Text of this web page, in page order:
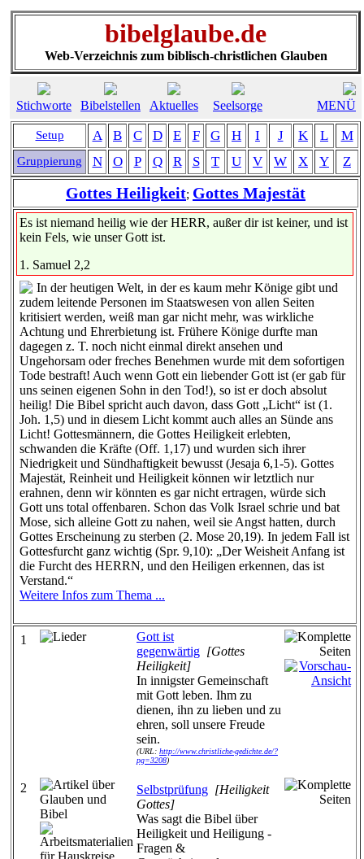
bibelglaube.de
Web-Verzeichnis zum biblisch-christlichen Glauben
Stichworte Bibelstellen Aktuelles Seelsorge MENÜ
Setup A B C D E F G H I J K L M
Gruppierung N O P Q R S T U V W X Y Z
Gottes Heiligkeit; Gottes Majestät
Es ist niemand heilig wie der HERR, außer dir ist keiner, und ist
kein Fels, wie unser Gott ist.
1. Samuel 2,2
In der heutigen Welt, in der es kaum mehr Könige gibt und
zudem leitende Personen im Staatswesen von allen Seiten
kritisiert werden, weiß man gar nicht mehr, was wirkliche
Achtung und Ehrerbietung ist. Frühere Könige durfte man
dagegen z. T. noch nicht einmal direkt ansehen und
Ungehorsam oder freches Benehmen wurde mit dem sofortigen
Tode bestraft! Auch wenn Gott ein liebender Gott ist (er gab für
uns seinen eigenen Sohn in den Tod!), so ist er doch absolut
heilig! Die Bibel spricht auch davon, dass Gott „Licht“ ist (1.
Joh. 1,5) und in diesem Licht kommt auch alles an Sünde ans
Licht! Gottesmännern, die Gottes Heiligkeit erlebten,
schwanden die Kräfte (Off. 1,17) und wurden sich ihrer
Niedrigkeit und Sündhaftigkeit bewusst (Jesaja 6,1-5). Gottes
Majestät, Reinheit und Heiligkeit können wir letztlich nur
erahnen, denn wir könnten es gar nicht ertragen, würde sich
Gott uns total offenbaren. Schon das Volk Israel schrie und bat
Mose, sich alleine Gott zu nahen, weil sie Angst hatten, durch
Gottes Erscheinung zu sterben (2. Mose 20,19). In jedem Fall ist
Gottesfurcht ganz wichtig (Spr. 9,10): „Der Weisheit Anfang ist
die Furcht des HERRN, und den Heiligen erkennen, das ist
Verstand.“
Weitere Infos zum Thema ...
1
Gott ist
gegenwärtig [Gottes
Heiligkeit]
In innigster Gemeinschaft
mit Gott leben. Ihm zu
dienen, ihn zu lieben und zu
ehren, soll unsere Freude
sein.
(URL: http://www.christliche-gedichte.de/?
pg=3208)
2 Selbstprüfung [Heiligkeit
Gottes]
Was sagt die Bibel über
Heiligkeit und Heiligung -
Fragen &